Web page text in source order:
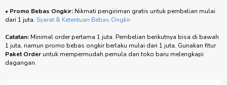
• Promo Bebas Ongkir: Nikmati pengiriman gratis untuk pembelian mulai
dari 1 juta. Syarat & Ketentuan Bebas Ongkir
Catatan: Minimal order pertama 1 juta. Pembelian berikutnya bisa di bawah
1 juta, namun promo bebas ongkir berlaku mulai dari 1 juta. Gunakan fitur
Paket Order untuk mempermudah pemula dan toko baru melengkapi
dagangan.